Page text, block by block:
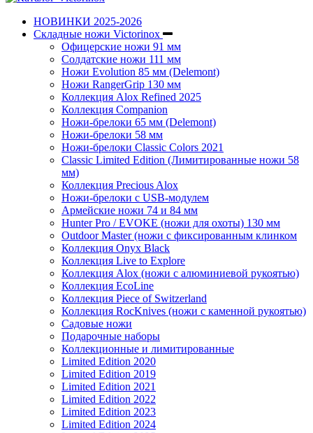
НОВИНКИ 2025-2026
Складные ножи Victorinox
Офицерские ножи 91 мм
Солдатские ножи 111 мм
Ножи Evolution 85 мм (Delemont)
Ножи RangerGrip 130 мм
Коллекция Alox Refined 2025
Коллекция Companion
Ножи-брелоки 65 мм (Delemont)
Ножи-брелоки 58 мм
Ножи-брелоки Classic Colors 2021
Classic Limited Edition (Лимитированные ножи 58
мм)
Коллекция Precious Alox
Ножи-брелоки с USB-модулем
Армейские ножи 74 и 84 мм
Hunter Pro / EVOKE (ножи для охоты) 130 мм
Outdoor Master (ножи с фиксированным клинком
Коллекция Onyx Black
Коллекция Live to Explore
Коллекция Alox (ножи с алюминиевой рукоятью)
Коллекция EcoLine
Коллекция Piece of Switzerland
Коллекция RocKnives (ножи с каменной рукоятью)
Садовые ножи
Подарочные наборы
Коллекционные и лимитированные
Limited Edition 2020
Limited Edition 2019
Limited Edition 2021
Limited Edition 2022
Limited Edition 2023
Limited Edition 2024